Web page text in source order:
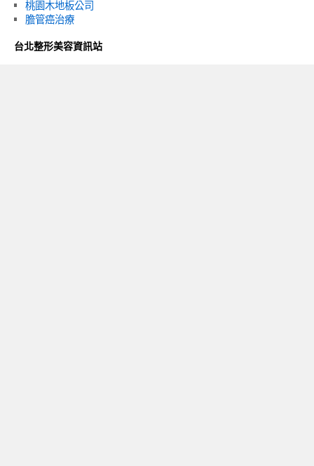
桃園木地板公司
膽管癌治療
台北整形美容資訊站